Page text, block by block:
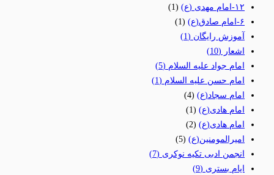
١٢-امام مهدی (ع)
(1)
۶-امام صادق(ع)
(1)
آموزش رایگان (1)
اشعار (10)
امام جواد علیه السلام (5)
امام حسن علیه السلام (1)
امام سجاد(ع) (4)
امام هادی(ع) (1)
امام هادی(ع) (2)
امیرالمومنین(ع) (5)
انجمن ادبی تکیه نوکری (7)
ایام بستری (9)